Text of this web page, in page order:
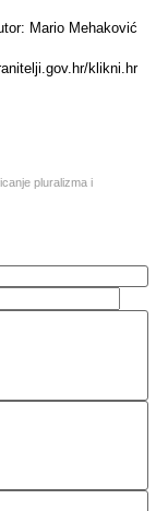
Mario Mehaković
klikni.hr
pluralizma i